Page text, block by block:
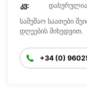
ᲙᲕ:
დახურულია
სამუშაო საათები
დღეების მიხედვით.
+34 (0)